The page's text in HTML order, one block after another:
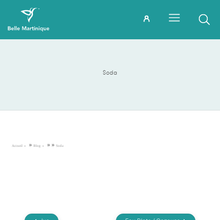
Soda
Accueil » Blog » » Soda